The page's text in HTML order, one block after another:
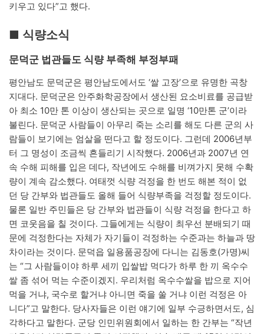
키우고 있다”고 했다.
■ 식량소식
문덕군 법관들도 식량 부족해 부정부패
평안남도 문덕군은 평안남도에서도 ‘쌀 고장’으로 유명한 곡창
지대다. 문덕군은 안주화학공장에서 생산된 요소비료를 공급받
아 최소 10만 톤 이상이 생산되는 곳으로 일명 ‘10만톤 군’이라
불린다. 문덕군 사람들이 아무리 죽는 소리를 해도 다른 군의 사
람들이 보기에는 엄살을 떤다고 할 정도이다. 그런데 2006년부
터 그 명성이 조금씩 흔들리기 시작했다. 2006년과 2007년 연
속 수해 피해를 입은 데다, 작년에도 수해를 비껴가지 못해 수확
량이 계속 감소했다. 여태껏 식량 걱정을 한 번도 해본 적이 없
던 당 간부와 법관들도 올해 들어 식량부족을 걱정할 정도이다.
물론 일반 주민들은 당 간부와 법관들이 식량 걱정을 한다고 하
면 코웃음을 칠 것이다. 그들에게는 식량이 최우선 분배되기 때
문에 걱정한다는 자체가 자기들이 걱정하는 수준과는 하늘과 땅
차이라는 것이다. 문덕읍 일용품공장에 다니는 김동호(가명)씨
는 “그 사람들이야 하루 세끼 입쌀밥 먹다가 하루 한 끼 옥수수
쌀 좀 섞어 먹는 수준이겠지. 우리처럼 옥수수쌀을 밥으로 지어
먹을 거냐, 국수로 할거냐 아니면 죽을 쑬 거냐 이런 걱정은 아
니다”고 말한다. 당사자들은 이런 얘기에 일부 수긍하면서도, 심
각하다고 말한다. 군당 인민위원회에서 일하는 한 간부는 “작년